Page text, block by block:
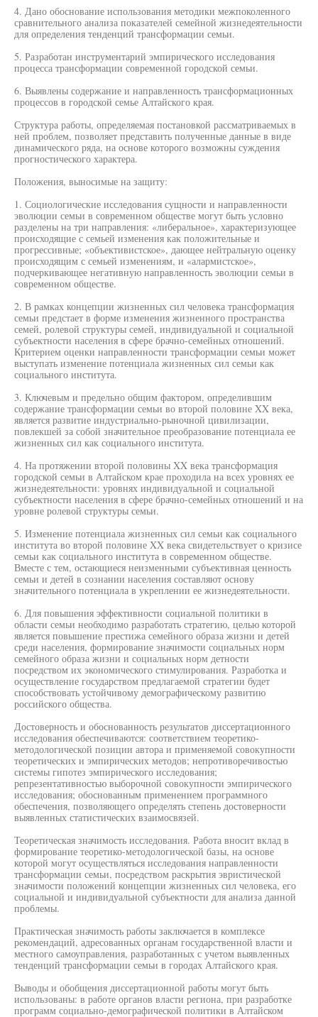
4. Дано обоснование использования методики межпоколенного
сравнительного анализа показателей семейной жизнедеятельности
для определения тенденций трансформации семьи.
5. Разработан инструментарий эмпирического исследования
процесса трансформации современной городской семьи.
6. Выявлены содержание и направленность трансформационных
процессов в городской семье Алтайского края.
Структура работы, определяемая постановкой рассматриваемых в
ней проблем, позволяет представить полученные данные в виде
динамического ряда, на основе которого возможны суждения
прогностического характера.
Положения, выносимые на защиту:
1. Социологические исследования сущности и направленности
эволюции семьи в современном обществе могут быть условно
разделены на три направления: «либеральное», характеризующее
происходящие с семьей изменения как положительные и
прогрессивные; «объективистское», дающее нейтральную оценку
происходящим с семьей изменениям, и «алармистское»,
подчеркивающее негативную направленность эволюции семьи в
современном обществе.
2. В рамках концепции жизненных сил человека трансформация
семьи предстает в форме изменения жизненного пространства
семей, ролевой структуры семей, индивидуальной и социальной
субъектности населения в сфере брачно-семейных отношений.
Критерием оценки направленности трансформации семьи может
выступать изменение потенциала жизненных сил семьи как
социального института.
3. Ключевым и предельно общим фактором, определившим
содержание трансформации семьи во второй половине XX века,
является развитие индустриально-рыночной цивилизации,
повлекшей за собой значительное преобразование потенциала ее
жизненных сил как социального института.
4. На протяжении второй половины XX века трансформация
городской семьи в Алтайском крае проходила на всех уровнях ее
жизнедеятельности: уровнях индивидуальной и социальной
субъектности населения в сфере брачно-семейных отношений и на
уровне ролевой структуры семьи.
5. Изменение потенциала жизненных сил семьи как социального
института во второй половине XX века свидетельствует о кризисе
семьи как социального института в современном обществе.
Вместе с тем, остающиеся неизменными субъективная ценность
семьи и детей в сознании населения составляют основу
значительного потенциала в укреплении ее жизнедеятельности.
6. Для повышения эффективности социальной политики в
области семьи необходимо разработать стратегию, целью которой
является повышение престижа семейного образа жизни и детей
среди населения, формирование значимости социальных норм
семейного образа жизни и социальных норм детности
посредством их экономического стимулирования. Разработка и
осуществление государством предлагаемой стратегии будет
способствовать устойчивому демографическому развитию
российского общества.
Достоверность и обоснованность результатов диссертационного
исследования обеспечиваются: соответствием теоретико-
методологической позиции автора и применяемой совокупности
теоретических и эмпирических методов; непротиворечивостью
системы гипотез эмпирического исследования;
репрезентативностью выборочной совокупности эмпирического
исследования; обоснованным применением программного
обеспечения, позволяющего определять степень достоверности
выявленных статистических взаимосвязей.
Теоретическая значимость исследования. Работа вносит вклад в
формирование теоретико-методологической базы, на основе
которой могут осуществляться исследования направленности
трансформации семьи, посредством раскрытия эвристической
значимости положений концепции жизненных сил человека, его
социальной и индивидуальной субъектности для анализа данной
проблемы.
Практическая значимость работы заключается в комплексе
рекомендаций, адресованных органам государственной власти и
местного самоуправления, разработанных с учетом выявленных
тенденций трансформации семьи в городах Алтайского края.
Выводы и обобщения диссертационной работы могут быть
использованы: в работе органов власти региона, при разработке
программ социально-демографической политики в Алтайском